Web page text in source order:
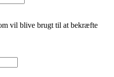
vil blive brugt til at bekræfte